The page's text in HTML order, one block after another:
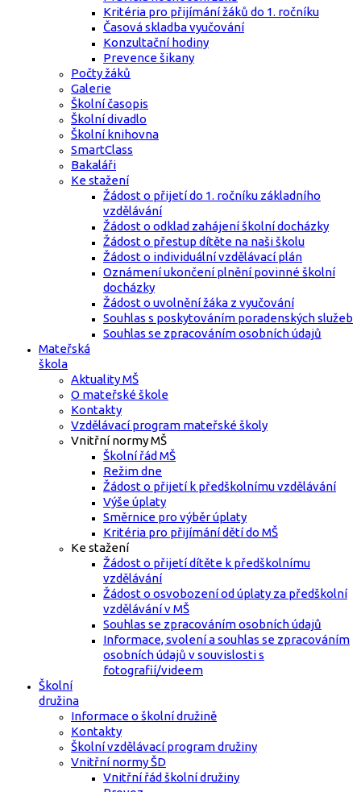
Kritéria pro přijímání žáků do 1. ročníku
Časová skladba vyučování
Konzultační hodiny
Prevence šikany
Počty žáků
Galerie
Školní časopis
Školní divadlo
Školní knihovna
SmartClass
Bakaláři
Ke stažení
Žádost o přijetí do 1. ročníku základního
vzdělávání
Žádost o odklad zahájení školní docházky
Žádost o přestup dítěte na naši školu
Žádost o individuální vzdělávací plán
Oznámení ukončení plnění povinné školní
docházky
Žádost o uvolnění žáka z vyučování
Souhlas s poskytováním poradenských služeb
Souhlas se zpracováním osobních údajů
Mateřská
škola
Aktuality MŠ
O mateřské škole
Kontakty
Vzdělávací program mateřské školy
Vnitřní normy MŠ
Školní řád MŠ
Režim dne
Žádost o přijetí k předškolnímu vzdělávání
Výše úplaty
Směrnice pro výběr úplaty
Kritéria pro přijímání dětí do MŠ
Ke stažení
Žádost o přijetí dítěte k předškolnímu
vzdělávání
Žádost o osvobození od úplaty za předškolní
vzdělávání v MŠ
Souhlas se zpracováním osobních údajů
Informace, svolení a souhlas se zpracováním
osobních údajů v souvislosti s
fotografií/videem
Školní
družina
Informace o školní družině
Kontakty
Školní vzdělávací program družiny
Vnitřní normy ŠD
Vnitřní řád školní družiny